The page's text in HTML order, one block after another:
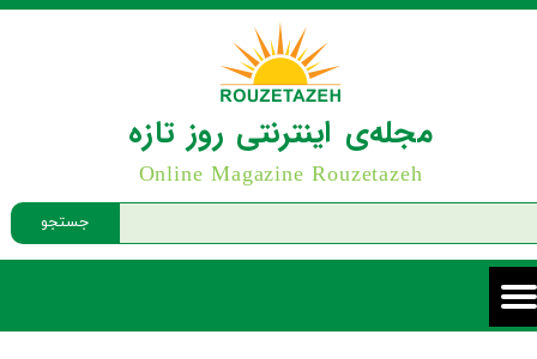
جستجو
مجله‌ی اینترنتی روز تازه
Online Magazine Rouzetazeh